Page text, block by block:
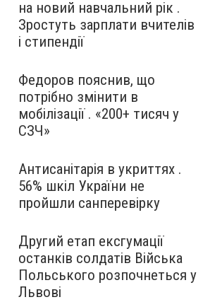
на новий навчальний рік .
Зростуть зарплати вчителів
і стипендії
Федоров пояснив, що
потрібно змінити в
мобілізації . «200+ тисяч у
СЗЧ»
Антисанітарія в укриттях .
56% шкіл України не
пройшли санперевірку
Другий етап ексгумації
останків солдатів Війська
Польського розпочнеться у
Львові